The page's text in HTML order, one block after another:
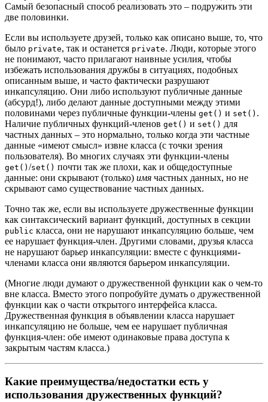
Самый безопасный способ реализовать это – подружить эти
две половинки.
Если вы используете друзей, только как описано выше, то, что
было private, так и останется private. Люди, которые этого
не понимают, часто прилагают наивные усилия, чтобы
избежать использования дружбы в ситуациях, подобных
описанным выше, и часто фактически разрушают
инкапсуляцию. Они либо используют публичные данные
(абсурд!), либо делают данные доступными между этими
половинами через публичные функции-члены get() и set() .
Наличие публичных функций-членов get() и set() для
частных данных – это нормально, только когда эти частные
данные «имеют смысл» извне класса (с точки зрения
пользователя). Во многих случаях эти функции-члены
get() /set() почти так же плохи, как и общедоступные
данные: они скрывают (только) имя частных данных, но не
скрывают само существование частных данных.
Точно так же, если вы используете дружественные функции
как синтаксический вариант функций, доступных в секции
public класса, они не нарушают инкапсуляцию больше, чем
ее нарушает функция-член. Другими словами, друзья класса
не нарушают барьер инкапсуляции: вместе с функциями-
членами класса они являются барьером инкапсуляции.
(Многие люди думают о дружественной функции как о чем-то
вне класса. Вместо этого попробуйте думать о дружественной
функции как о части открытого интерфейса класса.
Дружественная функция в объявлении класса нарушает
инкапсуляцию не больше, чем ее нарушает публичная
функция-член: обе имеют одинаковые права доступа к
закрытым частям класса.)
Какие преимущества/недостатки есть у
использования дружественных функций?